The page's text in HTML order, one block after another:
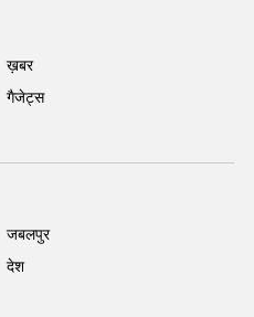
ख़बर
गैजेट्स
जबलपुर
देश